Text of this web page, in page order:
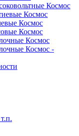
Космос
Космос
Космос
Космос
Космос
Космос -